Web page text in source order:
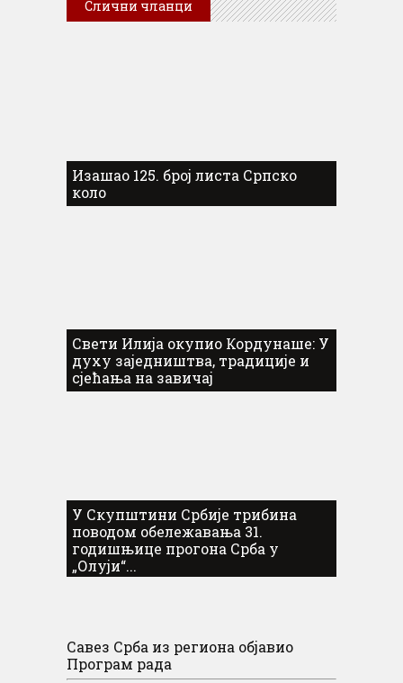
Слични чланци
Изашао 125. број листа Српско
коло
Свети Илија окупио Кордунаше: У
духу заједништва, традиције и
сјећања на завичај
У Скупштини Србије трибина
поводом обележавања 31.
годишњице прогона Срба у
„Олуји“...
Савез Срба из региона објавио
Програм рада